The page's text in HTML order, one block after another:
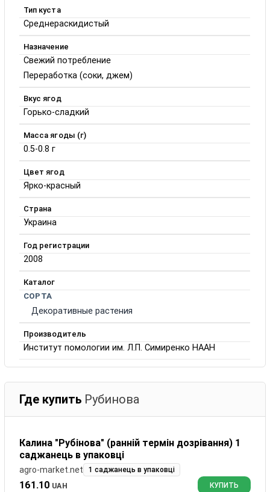
Тип куста
Среднераскидистый
Назначение
Свежий потребление
Переработка (соки, джем)
Вкус ягод
Горько-сладкий
Масса ягоды (г)
0.5-0.8 г
Цвет ягод
Ярко-красный
Страна
Украина
Год регистрации
2008
Каталог
СОРТА
Декоративные растения
Производитель
Институт помологии им. Л.П. Симиренко НААН
Где купить Рубинова
Калина "Рубінова" (ранній термін дозрівання) 1
саджанець в упаковці
agro-market.net 1 саджанець в упаковці
161.10 UAH КУПИТЬ